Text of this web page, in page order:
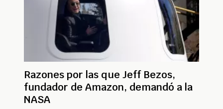
Razones por las que Jeff Bezos,
fundador de Amazon, demandó a la
NASA